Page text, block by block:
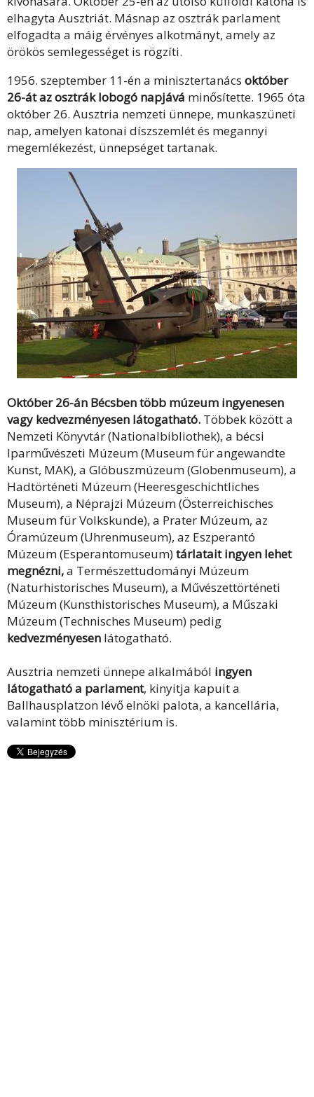
elhagyta Ausztriát. Másnap az osztrák parlament
elfogadta a máig érvényes alkotmányt, amely az
örökös semlegességet is rögzíti.
1956. szeptember 11-én a minisztertanács október
26-át az osztrák lobogó napjává minősítette. 1965 óta
október 26. Ausztria nemzeti ünnepe, munkaszüneti
nap, amelyen katonai díszszemlét és megannyi
megemlékezést, ünnepséget tartanak.
Október 26-án Bécsben több múzeum ingyenesen
vagy kedvezményesen látogatható. Többek között a
Nemzeti Könyvtár (Nationalbibliothek), a bécsi
Iparművészeti Múzeum (Museum für angewandte
Kunst, MAK), a Glóbuszmúzeum (Globenmuseum), a
Hadtörténeti Múzeum (Heeresgeschichtliches
Museum), a Néprajzi Múzeum (Österreichisches
Museum für Volkskunde), a Prater Múzeum, az
Óramúzeum (Uhrenmuseum), az Eszperantó
Múzeum (Esperantomuseum)tárlatait ingyen lehet
megnézni,a Természettudományi Múzeum
(Naturhistorisches Museum), a Művészettörténeti
Múzeum (Kunsthistorisches Museum), a Műszaki
Múzeum (Technisches Museum) pedig
kedvezményesen látogatható.
Ausztria nemzeti ünnepe alkalmából ingyen
látogatható a parlament, kinyitja kapuit a
Ballhausplatzon lévő elnöki palota, a kancellária,
valamint több minisztérium is.